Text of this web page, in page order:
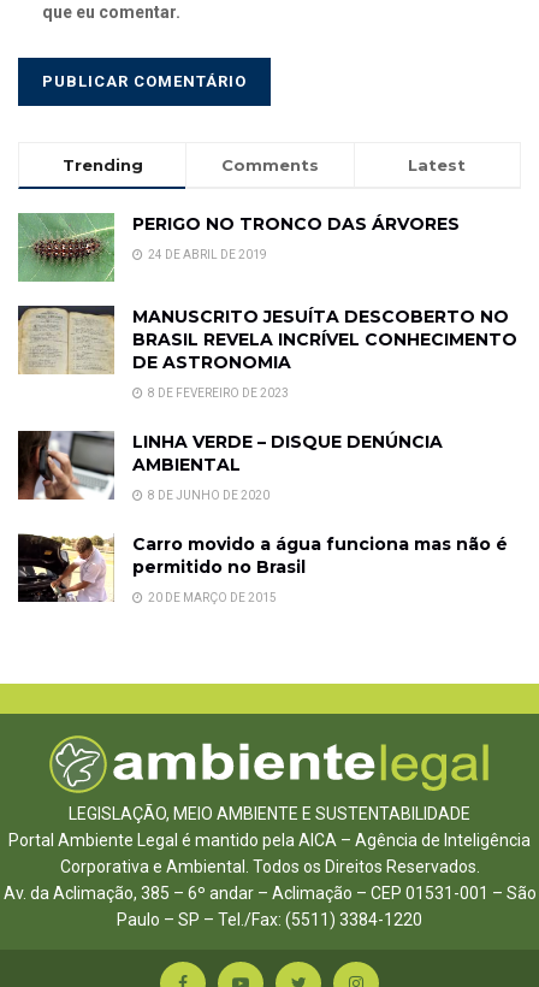
que eu comentar.
Trending Comments Latest
PERIGO NO TRONCO DAS ÁRVORES
24 DE ABRIL DE 2019
MANUSCRITO JESUÍTA DESCOBERTO NO
BRASIL REVELA INCRÍVEL CONHECIMENTO
DE ASTRONOMIA
8 DE FEVEREIRO DE 2023
LINHA VERDE – DISQUE DENÚNCIA
AMBIENTAL
8 DE JUNHO DE 2020
Carro movido a água funciona mas não é
permitido no Brasil
20 DE MARÇO DE 2015
LEGISLAÇÃO, MEIO AMBIENTE E SUSTENTABILIDADE
Portal Ambiente Legal é mantido pela AICA – Agência de Inteligência
Corporativa e Ambiental. Todos os Direitos Reservados.
Av. da Aclimação, 385 – 6º andar – Aclimação – CEP 01531-001 – São
Paulo – SP – Tel./Fax: (5511) 3384-1220